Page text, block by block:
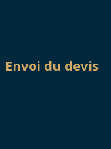
Envoi du devis